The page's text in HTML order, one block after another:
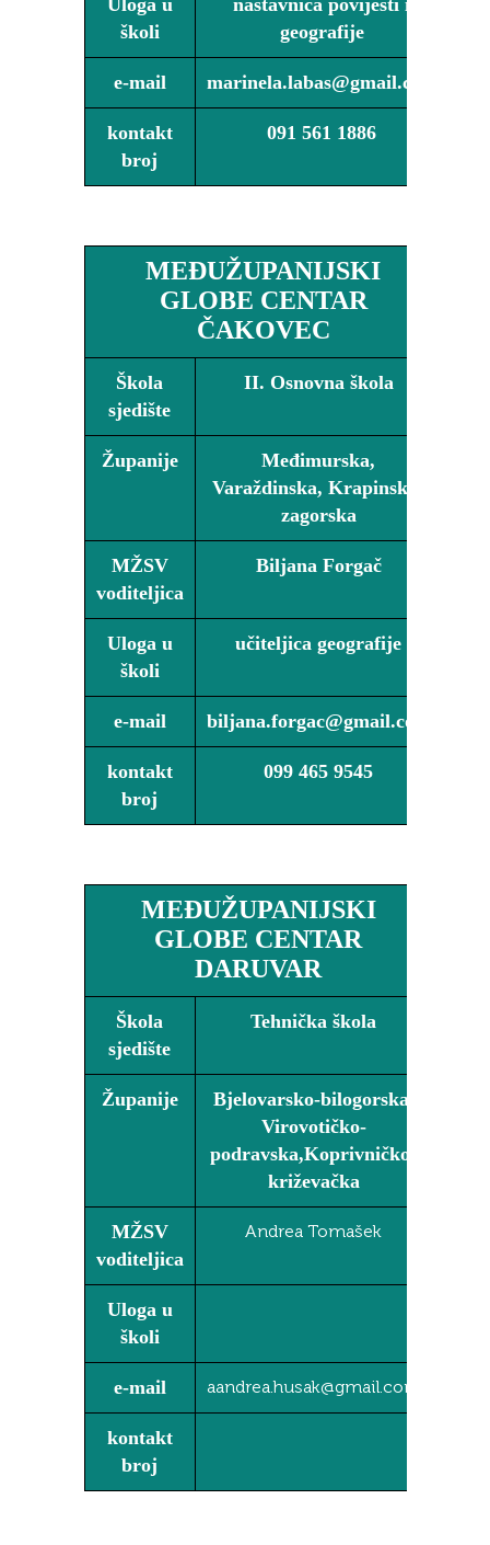
Uloga u
školi
nastavnica povijesti i
geografije
e-mail marinela.labas@gmail.com
kontakt
broj
091 561 1886
MEĐUŽUPANIJSKI
GLOBE CENTAR
ČAKOVEC
Škola
sjedište
II. Osnovna škola
Županije
Međimurska,
Varaždinska, Krapinsko-
zagorska
MŽSV
voditeljica
Biljana Forgač
Uloga u
školi
učiteljica geografije
e-mail biljana.forgac@gmail.com
kontakt
broj
099 465 9545
MEĐUŽUPANIJSKI
GLOBE CENTAR
DARUVAR
Škola
sjedište
Tehnička škola
Županije
Bjelovarsko-bilogorska,
Virovotičko-
podravska,Koprivničko-
križevačka
MŽSV
voditeljica
Andrea Tomašek
Uloga u
školi
e-mail aandrea.husak@gmail.com
kontakt
broj